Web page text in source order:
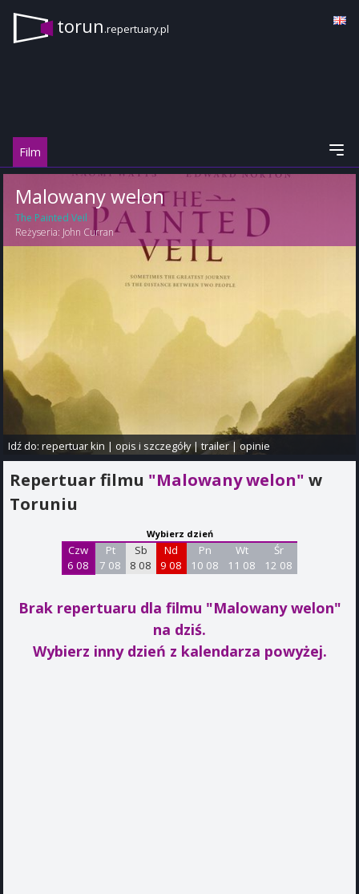
torun.repertuary.pl
Film
Malowany welon
The Painted Veil
Reżyseria: John Curran
Idź do:repertuar kin |opis i szczegóły|trailer|opinie
Repertuar filmu "Malowany welon" w
Toruniu
Wybierz dzień
Czw
6 08
Pt
7 08
Sb
8 08
Nd
9 08
Pn
10 08
Wt
11 08
Śr
12 08
Brak repertuaru dla filmu "Malowany welon"
na dziś.
Wybierz inny dzień z kalendarza powyżej.